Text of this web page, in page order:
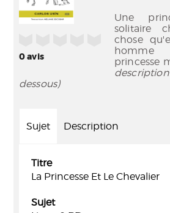
0avis
Une
solitaire
chose
homme
princesse
dessous)
Sujet Description
Titre
La Princesse Et Le Chevalier
Sujet